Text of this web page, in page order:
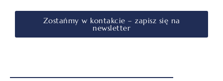
Zostańmy w kontakcie – zapisz się na
newsletter